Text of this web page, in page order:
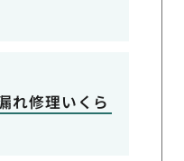
れ修理いくら